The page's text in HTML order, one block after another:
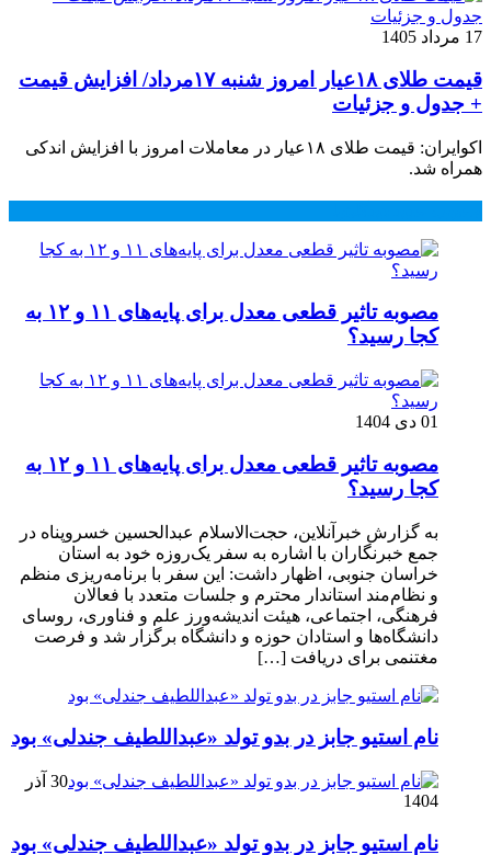
17 مرداد 1405
قیمت طلای ۱۸عیار امروز شنبه ۱۷مرداد/ افزایش قیمت
+ جدول و جزئیات
اکوایران: قیمت طلای ۱۸عیار در معاملات امروز با افزایش اندکی
همراه شد.
مصوبه تاثیر قطعی معدل برای پایه‌های ۱۱ و ۱۲ به
کجا رسید؟
01 دی 1404
مصوبه تاثیر قطعی معدل برای پایه‌های ۱۱ و ۱۲ به
کجا رسید؟
به گزارش خبرآنلاین، حجت‌الاسلام عبدالحسین خسروپناه در
جمع خبرنگاران با اشاره به سفر یک‌روزه خود به استان
خراسان جنوبی، اظهار داشت: این سفر با برنامه‌ریزی منظم
و نظام‌مند استاندار محترم و جلسات متعدد با فعالان
فرهنگی، اجتماعی، هیئت اندیشه‌ورز علم و فناوری، روسای
دانشگاه‌ها و استادان حوزه و دانشگاه برگزار شد و فرصت
مغتنمی برای دریافت […]
نام استیو جابز در بدو تولد «عبداللطیف جندلی» بود
30 آذر
1404
نام استیو جابز در بدو تولد «عبداللطیف جندلی» بود